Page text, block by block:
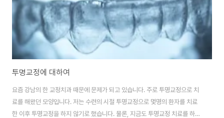
투명교정에 대하여
요즘 강남의 한 교정치과 때문에 문제가 되고 있습니다. 주로 투명교정으로 치
료를 해왔던 모양입니다. 저는 수련의 시절 투명교정으로 몇명의 환자를 치료
한 이후 투명교정을 하지 않기로 했습니다. 물론, 지금도 투명교정 치료를 하지